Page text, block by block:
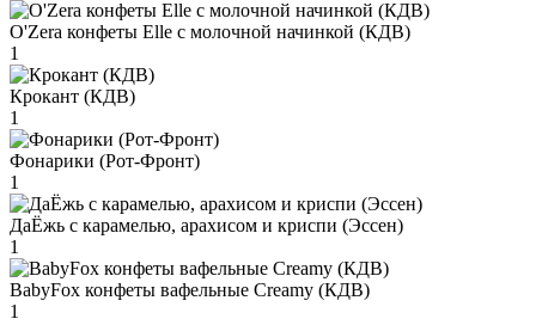
O'Zera конфеты Elle с молочной начинкой (КДВ)
1
Крокант (КДВ)
1
Фонарики (Рот-Фронт)
1
ДаЁжь с карамелью, арахисом и криспи (Эссен)
1
BabyFox конфеты вафельные Creamy (КДВ)
1